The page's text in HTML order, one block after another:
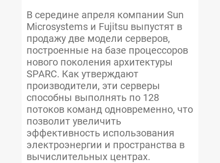
В середине апреля компании Sun
Microsystems и Fujitsu выпустят в
продажу две модели серверов,
построенные на базе процессоров
нового поколения архитектуры
SPARC. Как утверждают
производители, эти серверы
способны выполнять по 128
потоков команд одновременно, что
позволит увеличить
эффективность использования
электроэнергии и пространства в
вычислительных центрах.